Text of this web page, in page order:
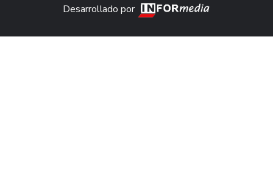
Desarrollado por